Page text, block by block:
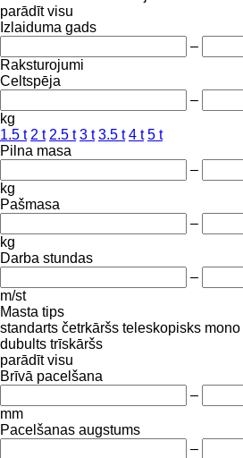
parādīt visu
Izlaiduma gads
–
Raksturojumi
Celtspēja
–
kg
1.5 t 2 t 2.5 t 3 t 3.5 t 4 t 5 t
Pilna masa
–
kg
Pašmasa
–
kg
Darba stundas
–
m/st
Masta tips
standarts četrkāršs teleskopisks mono
dubults trīskāršs
parādīt visu
Brīvā pacelšana
–
mm
Pacelšanas augstums
–